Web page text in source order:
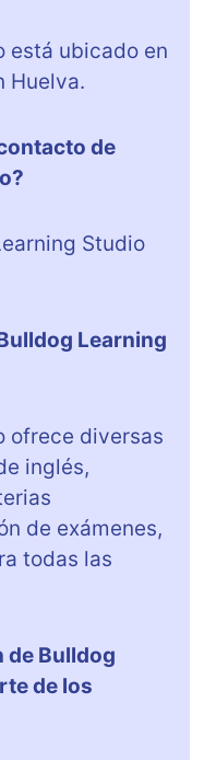
está ubicado en
Huelva.
de
Studio
Learning
ofrece diversas
inglés,
de exámenes,
todas las
de Bulldog
de los